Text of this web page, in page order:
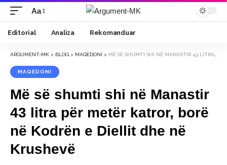
Font
Resizer
Aa
Editorial Analiza Rekomanduar
ARGUMENT-MK > BLOG > MAQEDONI > MË SË SHUMTI SHI NË MANASTIR 43 LITRA PËR METËR KATROR, ​​BORË NË KODRËN E DIELLIT DHE NË KRUSHEVË
MAQEDONI
Më së shumti shi në Manastir
43 litra për metër katror, ​​borë
në Kodrën e Diellit dhe në
Krushevë